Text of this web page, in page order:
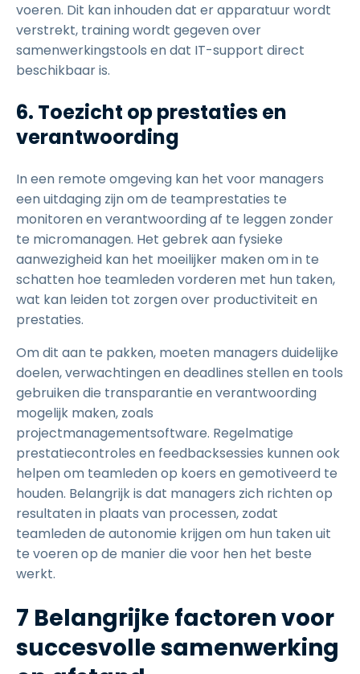
voeren. Dit kan inhouden dat er apparatuur wordt
verstrekt, training wordt gegeven over
samenwerkingstools en dat IT-support direct
beschikbaar is.
6. Toezicht op prestaties en
verantwoording
In een remote omgeving kan het voor managers
een uitdaging zijn om de teamprestaties te
monitoren en verantwoording af te leggen zonder
te micromanagen. Het gebrek aan fysieke
aanwezigheid kan het moeilijker maken om in te
schatten hoe teamleden vorderen met hun taken,
wat kan leiden tot zorgen over productiviteit en
prestaties.
Om dit aan te pakken, moeten managers duidelijke
doelen, verwachtingen en deadlines stellen en tools
gebruiken die transparantie en verantwoording
mogelijk maken, zoals
projectmanagementsoftware. Regelmatige
prestatiecontroles en feedbacksessies kunnen ook
helpen om teamleden op koers en gemotiveerd te
houden. Belangrijk is dat managers zich richten op
resultaten in plaats van processen, zodat
teamleden de autonomie krijgen om hun taken uit
te voeren op de manier die voor hen het beste
werkt.
7 Belangrijke factoren voor
succesvolle samenwerking